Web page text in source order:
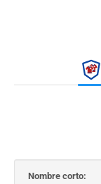
Nombre corto: